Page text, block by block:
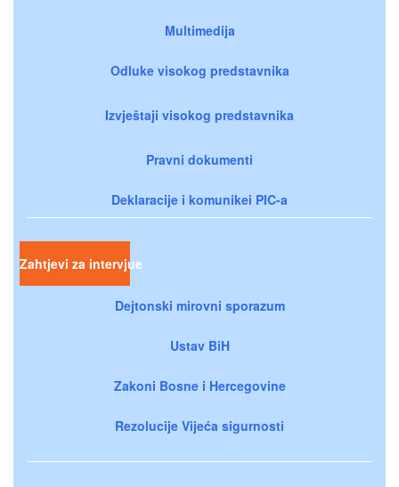
Multimedija
Odluke visokog predstavnika
Izvještaji visokog predstavnika
Pravni dokumenti
Deklaracije i komunikei PIC-a
Zahtjevi za intervjue
Dejtonski mirovni sporazum
Ustav BiH
Zakoni Bosne i Hercegovine
Rezolucije Vijeća sigurnosti